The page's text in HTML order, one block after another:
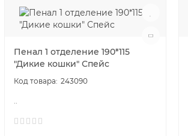
Пенал 1 отделение 190*115
"Дикие кошки" Спейс
243090